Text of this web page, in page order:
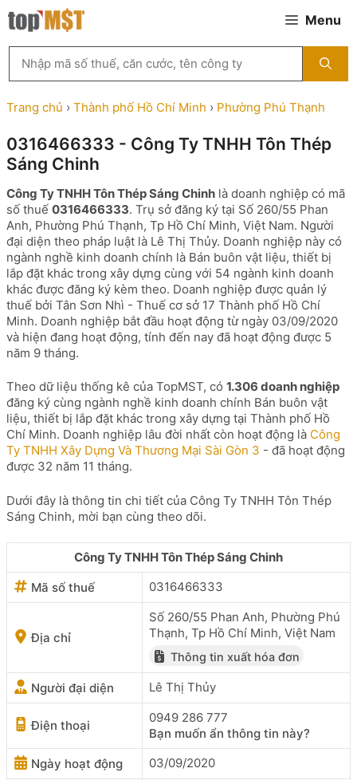
Chuyển
đến
Menu
kiếm
MST
theo
tên
ty,
người
diện
hoặc
mã
số
thuế
...
Trang chủ › Thành phố Hồ Chí Minh › Phường Phú Thạnh
0316466333 - Công Ty TNHH Tôn Thép
Sáng Chinh
Công Ty TNHH Tôn Thép Sáng Chinh là doanh nghiệp có mã
số thuế 0316466333. Trụ sở đăng ký tại Số 260/55 Phan
Anh, Phường Phú Thạnh, Tp Hồ Chí Minh, Việt Nam. Người
đại diện theo pháp luật là Lê Thị Thủy. Doanh nghiệp này có
ngành nghề kinh doanh chính là Bán buôn vật liệu, thiết bị
lắp đặt khác trong xây dựng cùng với 54 ngành kinh doanh
khác được đăng ký kèm theo. Doanh nghiệp được quản lý
thuế bởi Tân Sơn Nhì - Thuế cơ sở 17 Thành phố Hồ Chí
Minh. Doanh nghiệp bắt đầu hoạt động từ ngày 03/09/2020
và hiện đang hoạt động, tính đến nay đã hoạt động được 5
năm 9 tháng.
Theo dữ liệu thống kê của TopMST, có 1.306 doanh nghiệp
đăng ký cùng ngành nghề kinh doanh chính Bán buôn vật
liệu, thiết bị lắp đặt khác trong xây dựng tại Thành phố Hồ
Chí Minh. Doanh nghiệp lâu đời nhất còn hoạt động là Công
Ty TNHH Xây Dựng Và Thương Mại Sài Gòn 3 - đã hoạt động
được 32 năm 11 tháng.
Dưới đây là thông tin chi tiết của Công Ty TNHH Tôn Thép
Sáng Chinh, mời bạn cùng theo dõi.
Công Ty TNHH Tôn Thép Sáng Chinh
Mã số thuế
0316466333
Địa chỉ
Số 260/55 Phan Anh, Phường Phú
Thạnh, Tp Hồ Chí Minh, Việt Nam
Thông tin xuất hóa đơn
Người đại diện Lê Thị Thủy
Điện thoại
0949 286 777
Bạn muốn ẩn thông tin này?
Ngày hoạt động
03/09/2020